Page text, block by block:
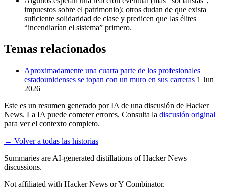
impuestos sobre el patrimonio); otros dudan de que exista
suficiente solidaridad de clase y predicen que las élites
“incendiarían el sistema” primero.
Temas relacionados
Aproximadamente una cuarta parte de los profesionales
estadounidenses se topan con un muro en sus carreras 1 Jun
2026
Este es un resumen generado por IA de una discusión de Hacker
News. La IA puede cometer errores. Consulta la discusión original
para ver el contexto completo.
← Volver a todas las historias
Summaries are AI-generated distillations of Hacker News
discussions.
Not affiliated with Hacker News or Y Combinator.